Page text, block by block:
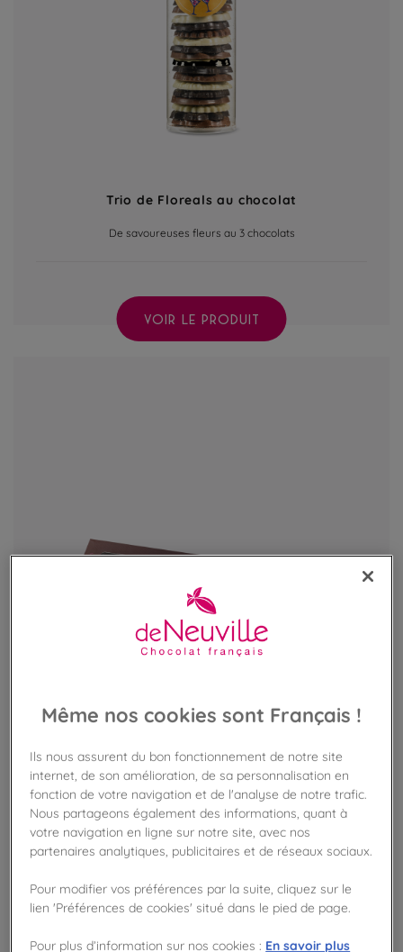
Trio de Floreals au chocolat
De savoureuses fleurs au 3 chocolats
VOIR LE PRODUIT
Coffret 42 carrés Dégustation bio
Assortiment de 7 recettes découvertes
VOIR LE PRODUIT
Même nos cookies sont Français !
Ils nous assurent du bon fonctionnement de notre site
internet, de son amélioration, de sa personnalisation en
fonction de votre navigation et de l'analyse de notre trafic.
Nous partageons également des informations, quant à
votre navigation en ligne sur notre site, avec nos
partenaires analytiques, publicitaires et de réseaux sociaux.
Pour modifier vos préférences par la suite, cliquez sur le
lien 'Préférences de cookies' situé dans le pied de page.
Pour plus d’information sur nos cookies : En savoir plus